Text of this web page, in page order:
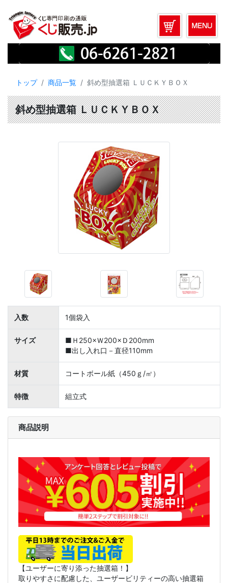
トップ 商品一覧 斜め型抽選箱 ＬＵＣＫＹＢＯＸ
斜め型抽選箱 ＬＵＣＫＹＢＯＸ
入数 1個袋入
サイズ
■Ｈ250×Ｗ200×Ｄ200mm
■出し入れ口－直径110mm
材質 コートボール紙（450ｇ/㎡）
特徴 組立式
商品説明
【ユーザーに寄り添った抽選箱！】
取りやすさに配慮した、ユーザービリティーの高い抽選箱